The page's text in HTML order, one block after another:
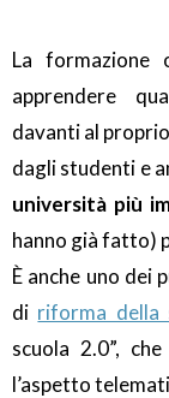
La formazione
apprendere
davanti al
dagli studenti e
università più
hanno già fatto)
È anche uno dei
di riforma della
scuola 2.0”,
l’aspetto